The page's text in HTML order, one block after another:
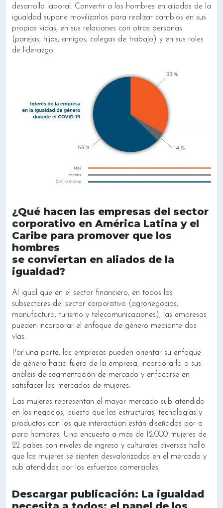
desarrollo laboral. Convertir a los hombres en aliados de la
igualdad supone movilizarlos para realizar cambios en sus
propias vidas, en sus relaciones con otras personas
(parejas, hijos, amigos, colegas de trabajo) y en sus roles
de liderazgo.
¿Qué hacen las empresas del sector
corporativo en América Latina y el
Caribe para promover que los
hombres
se conviertan en aliados de la
igualdad?
Al igual que en el sector financiero, en todos los
subsectores del sector corporativo (agronegocios,
manufactura, turismo y telecomunicaciones), las empresas
pueden incorporar el enfoque de género mediante dos
vías.
Por una parte, las empresas pueden orientar su enfoque
de género hacia fuera de la empresa, incorporarlo a sus
análisis de segmentación de mercado y enfocarse en
satisfacer los mercados de mujeres.
Las mujeres representan el mayor mercado sub atendido
en los negocios, puesto que las estructuras, tecnologías y
productos con los que interactúan están diseñados por o
para hombres. Una encuesta a más de 12.000 mujeres de
22 países con niveles de ingreso y culturales diversos halló
que las mujeres se sienten desvalorizadas en el mercado y
sub atendidas por los esfuerzos comerciales.
Descargar publicación: La igualdad